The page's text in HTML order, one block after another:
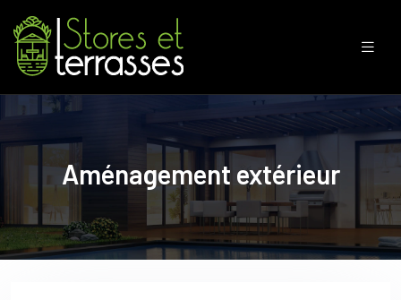
Aménagement extérieur